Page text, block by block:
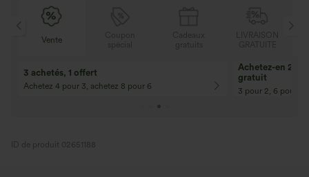
Coupon
spécial
10% de réduction
Pour toute commande de 107,00 € et
plus ! Code : Aug2026
12% de réduction
Pour toute
plus ! Code :
ID de produit 02651188